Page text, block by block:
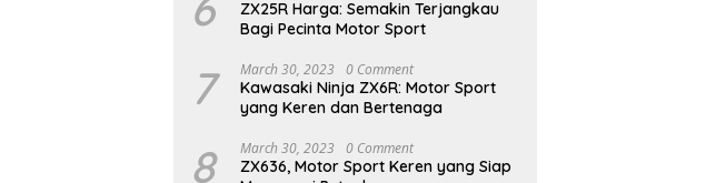
ZX25R Harga: Semakin Terjangkau
Bagi Pecinta Motor Sport
7 March 30, 2023 0 Comment
Kawasaki Ninja ZX6R: Motor Sport
yang Keren dan Bertenaga
8 March 30, 2023 0 Comment
ZX636, Motor Sport Keren yang Siap